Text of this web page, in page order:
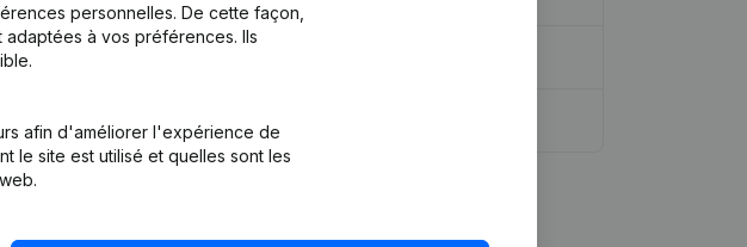
en Euro
personnelles. De cette façon,
à vos préférences. Ils
afin d'améliorer l'expérience de
le site est utilisé et quelles sont les